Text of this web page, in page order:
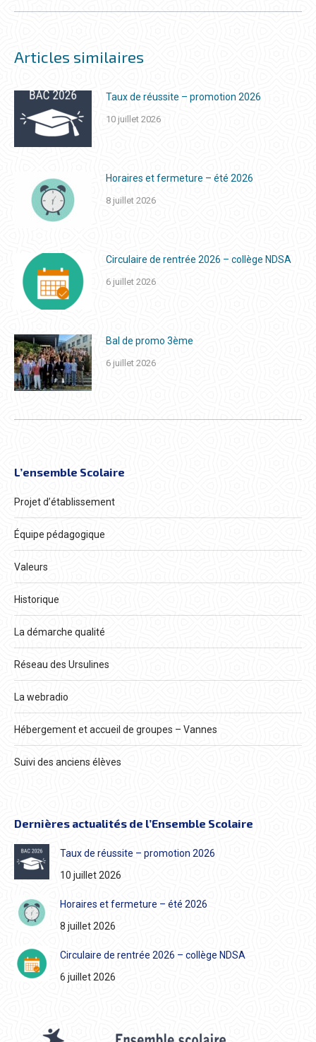
Articles similaires
Taux de réussite – promotion 2026
10 juillet 2026
Horaires et fermeture – été 2026
8 juillet 2026
Circulaire de rentrée 2026 – collège NDSA
6 juillet 2026
Bal de promo 3ème
6 juillet 2026
L’ensemble Scolaire
Projet d’établissement
Équipe pédagogique
Valeurs
Historique
La démarche qualité
Réseau des Ursulines
La webradio
Hébergement et accueil de groupes – Vannes
Suivi des anciens élèves
Dernières actualités de l’Ensemble Scolaire
Taux de réussite – promotion 2026
10 juillet 2026
Horaires et fermeture – été 2026
8 juillet 2026
Circulaire de rentrée 2026 – collège NDSA
6 juillet 2026